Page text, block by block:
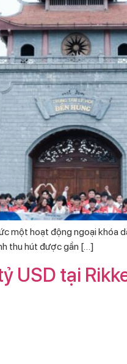
hoạt động ngoại khóa
thu hút được gần […]
USD tại